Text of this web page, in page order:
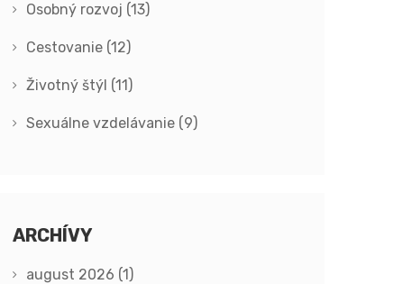
Osobný rozvoj (13)
Cestovanie (12)
Životný štýl (11)
Sexuálne vzdelávanie (9)
ARCHÍVY
august 2026 (1)